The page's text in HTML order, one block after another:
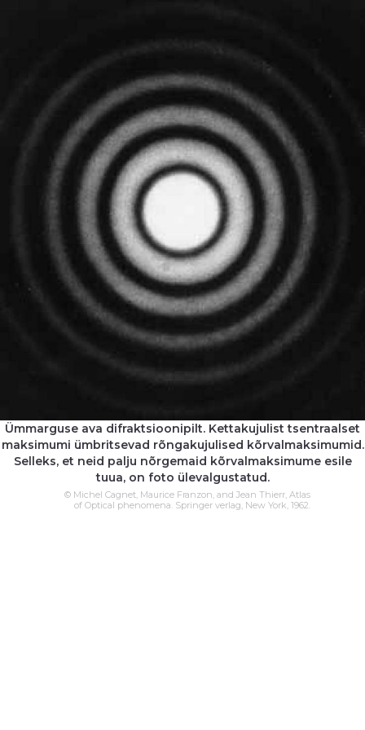
Ümmarguse ava difraktsioonipilt. Kettakujulist tsentraalset
maksimumi ümbritsevad rõngakujulised kõrvalmaksimumid.
Selleks, et neid palju nõrgemaid kõrvalmaksimume esile
tuua, on foto ülevalgustatud.
© Michel Cagnet, Maurice Franzon, and Jean Thierr, Atlas
of Optical phenomena. Springer verlag, New York, 1962.